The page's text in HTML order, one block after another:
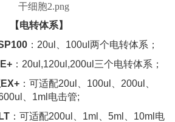
【电转体系】
：20ul、100ul两个电转体系；
：20ul,120ul,200ul三个电转体系；
：可适配20ul、100ul、200ul、
、1ml电击管;
：可适配200ul、1ml、5ml、10ml电